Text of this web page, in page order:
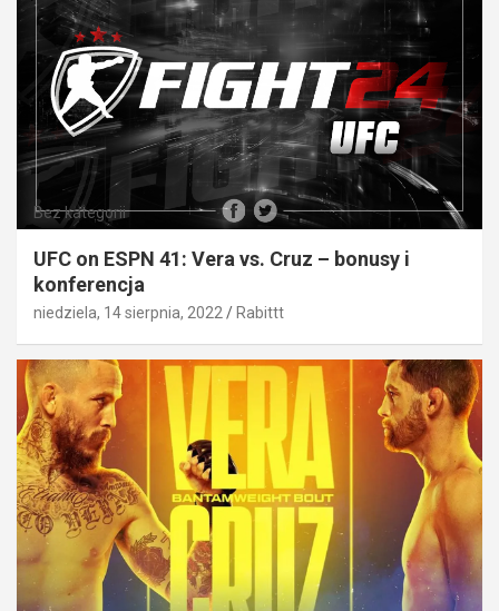
Bez kategorii
UFC on ESPN 41: Vera vs. Cruz – bonusy i
konferencja
niedziela, 14 sierpnia, 2022 Rabittt